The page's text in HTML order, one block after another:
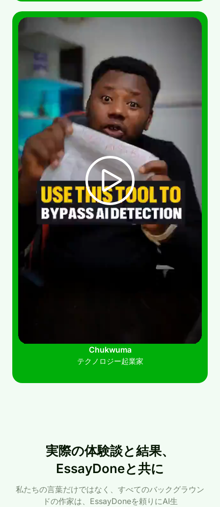
Chukwuma
テクノロジー起業家
実際の体験談と結果、
EssayDoneと共に
私たちの言葉だけではなく、すべてのバックグラウン
ドの作家は、EssayDoneを頼りにAI生